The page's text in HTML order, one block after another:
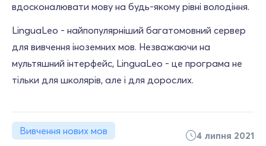
вдосконалювати мову на будь-якому рівні володіння.
LinguaLeo - найпопулярніший багатомовний сервер
для вивчення іноземних мов. Незважаючи на
мультяшний інтерфейс, LinguaLeo - це програма не
тільки для школярів, але і для дорослих.
Вивчення нових мов 4 липня 2021